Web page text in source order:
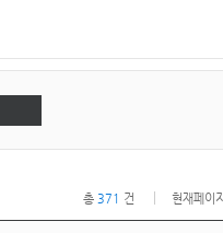
총 371 건 현재페이